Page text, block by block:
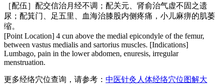
［配伍］配交信治月经不调；配关元、肾俞治气虚不固之遗
尿；配箕门、足五里、血海治膝股内侧疼痛，小儿麻痹的肌萎
缩。
[Point Location] 4 cun above the medial epicondyle of the femur,
between vastus medialis and sartorius muscles. [Indications]
Lumbago, pain in the lower abdomen, enuresis, irregular
menstruation.
更多经络穴位查询，请参考： 中医针灸人体经络穴位图解大